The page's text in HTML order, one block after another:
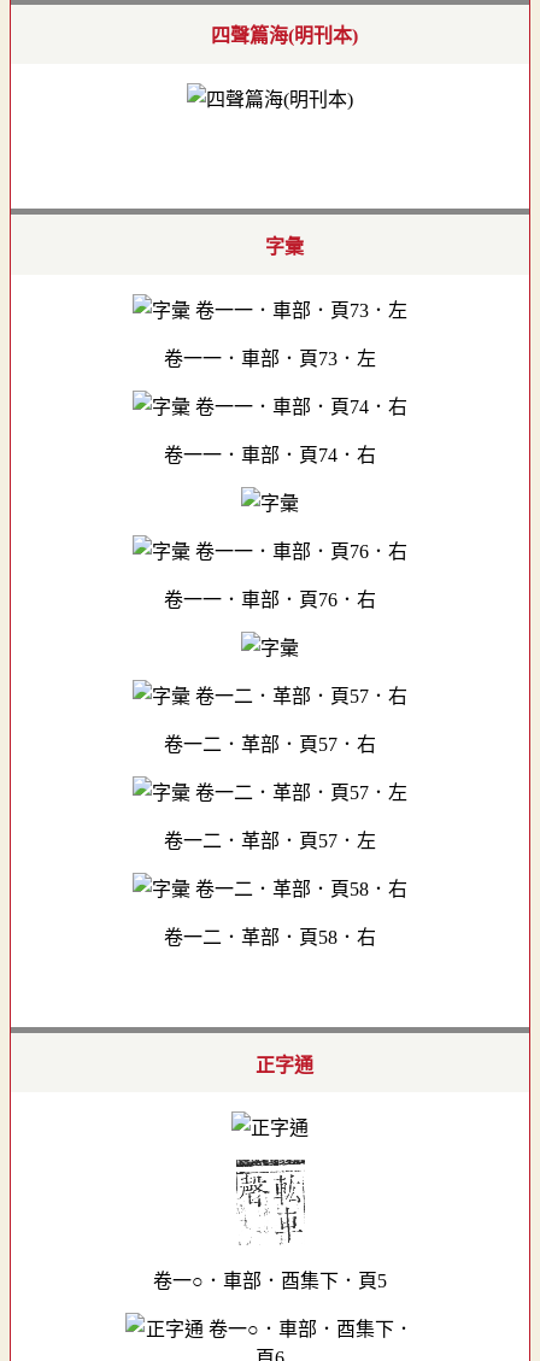
四聲篇海(明刊本)
字彙
卷一一．車部．頁73．左
卷一一．車部．頁74．右
卷一一．車部．頁76．右
卷一二．革部．頁57．右
卷一二．革部．頁57．左
卷一二．革部．頁58．右
正字通
卷一○．車部．酉集下．頁5